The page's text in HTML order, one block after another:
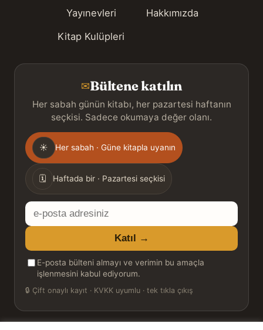
Yayınevleri
Kitap Kulüpleri
Hakkımızda
✉Bültene katılın
Her sabah günün kitabı, her pazartesi haftanın
seçkisi. Sadece okumaya değer olanı.
Gönderim
sıklığı
☀ Her sabah · Güne kitapla uyanın
🗓 Haftada bir · Pazartesi seçkisi
E-
posta
adresiniz
Katıl →
E-posta bülteni almayı ve verimin bu amaçla
işlenmesini kabul ediyorum.
🔒 Çift onaylı kayıt · KVKK uyumlu · tek tıkla çıkış